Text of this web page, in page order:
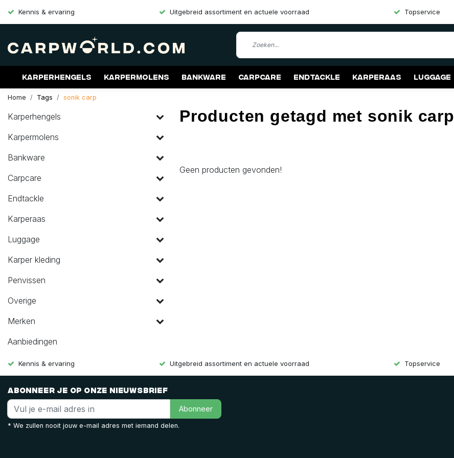
Kennis & ervaring Uitgebreid assortiment en actuele voorraad Topservice
Karperhengels Karpermolens Bankware Carpcare Endtackle Karperaas Luggage
Merken Aanbiedingen
Home Tags sonik carp
Karperhengels
Karpermolens
Bankware
Carpcare
Endtackle
Karperaas
Luggage
Karper kleding
Penvissen
Overige
Merken
Aanbiedingen
Producten getagd met sonik carp
Geen producten gevonden!
Kennis & ervaring Uitgebreid assortiment en actuele voorraad Topservice
Abonneer je op onze nieuwsbrief
Abonneer
* We zullen nooit jouw e-mail adres met iemand delen.